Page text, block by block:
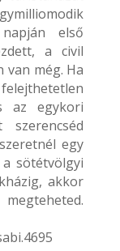
első
a civil
van még. Ha
az egykori
egy
sötétvölgyi
akkor